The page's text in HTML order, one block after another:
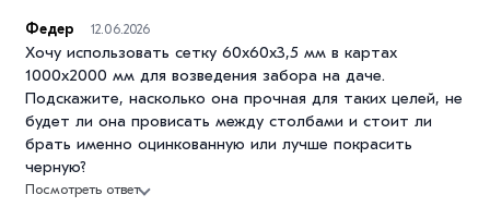
Федер 12.06.2026
Хочу использовать сетку 60х60х3,5 мм в картах
1000х2000 мм для возведения забора на даче.
Подскажите, насколько она прочная для таких целей, не
будет ли она провисать между столбами и стоит ли
брать именно оцинкованную или лучше покрасить
черную?
Посмотреть ответ